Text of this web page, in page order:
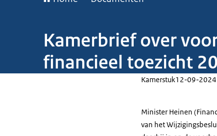
Kamerbrief over
financieel toezicht
Kamerstuk12-09-2024
Minister Heinen
van het